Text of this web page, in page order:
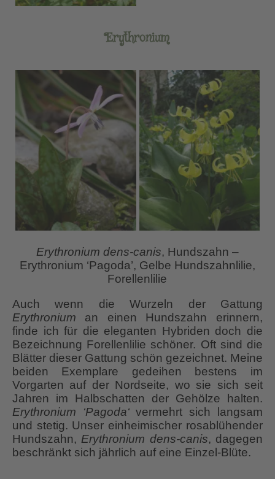
Erythronium
Erythronium dens-canis, Hundszahn –
Erythronium ‘Pagoda’, Gelbe Hundszahnlilie,
Forellenlilie
Auch wenn die Wurzeln der Gattung
Erythronium an einen Hundszahn erinnern,
finde ich für die eleganten Hybriden doch die
Bezeichnung Forellenlilie schöner. Oft sind die
Blätter dieser Gattung schön gezeichnet. Meine
beiden Exemplare gedeihen bestens im
Vorgarten auf der Nordseite, wo sie sich seit
Jahren im Halbschatten der Gehölze halten.
Erythronium ‘Pagoda‘vermehrt sich langsam
und stetig. Unser einheimischer rosablühender
Hundszahn, Erythronium dens-canis, dagegen
beschränkt sich jährlich auf eine Einzel-Blüte.